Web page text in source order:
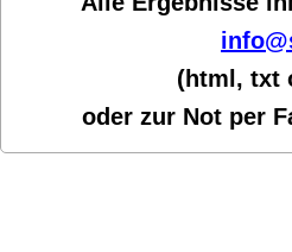
(html, txt
oder zur Not per